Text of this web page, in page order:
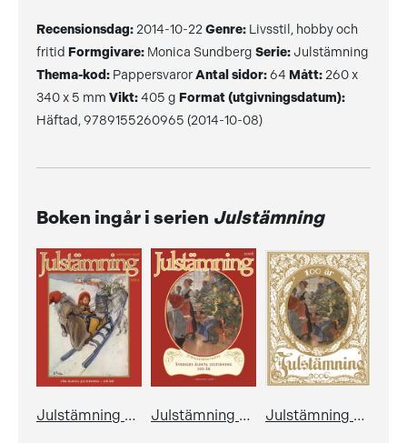
Recensionsdag: 2014-10-22 Genre: Livsstil, hobby och
fritid Formgivare: Monica Sundberg Serie: Julstämning
Thema-kod: PappersvarorAntal sidor:64 Mått: 260 x
340 x 5 mm Vikt:405 g Format (utgivningsdatum):
Häftad, 9789155260965 (2014-10-08)
Boken ingår i serien Julstämning
Julstämning 2022 Julstämning 2006 Julstämning 2006 - jubileumsutgåva